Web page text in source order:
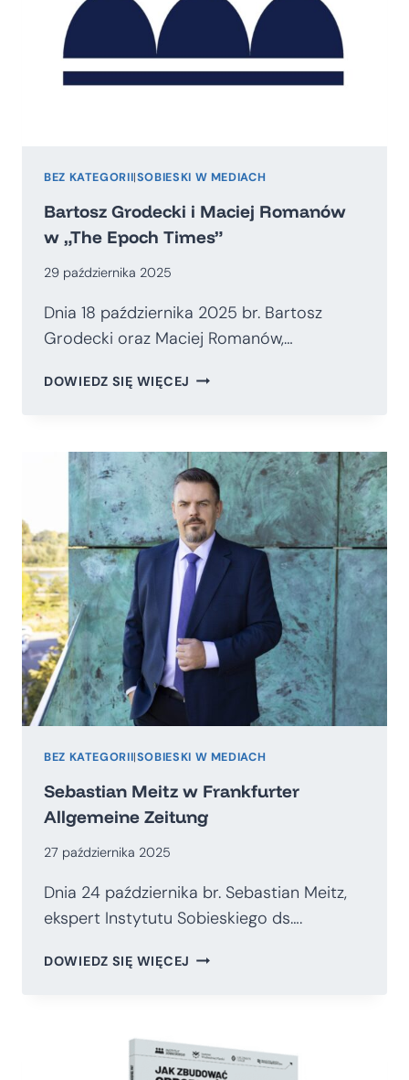
BEZ KATEGORII|SOBIESKI W MEDIACH
Bartosz Grodecki i Maciej Romanów
w „The Epoch Times”
29 października 2025
Dnia 18 października 2025 br. Bartosz
Grodecki oraz Maciej Romanów,…
DOWIEDZ SIĘ WIĘCEJ BARTOSZ
ROMANÓW
W
„THE
EPOCH
TIMES”
BEZ KATEGORII|SOBIESKI W MEDIACH
Sebastian Meitz w Frankfurter
Allgemeine Zeitung
27 października 2025
Dnia 24 października br. Sebastian Meitz,
ekspert Instytutu Sobieskiego ds….
DOWIEDZ SIĘ WIĘCEJ SEBASTIAN
ALLGEMEINE
ZEITUNG